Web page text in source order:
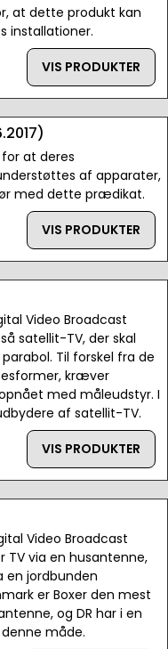
at dette produkt kan
installationer.
VIS PRODUKTER
at deres
af apparater,
med dette prædikat.
VIS PRODUKTER
Video Broadcast
satellit-TV, der skal
Til forskel fra de
kræver
med måleudstyr. I
af satellit-TV.
VIS PRODUKTER
Video Broadcast
TV via en husantenne,
en jordbunden
er Boxer den mest
og DR har i en
måde.